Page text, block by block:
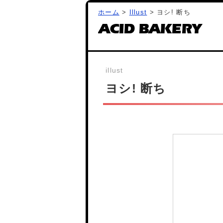
ホーム > Illust > ヨシ! 断ち
ACID BAKERY
ヨシ! 断ち